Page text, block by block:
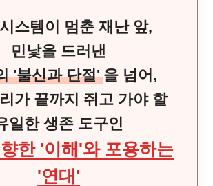
스템이 멈춘 재난 앞,
민낯을 드러낸
'불신과 단절' 을 넘어,
가 끝까지 쥐고 가야 할
일한 생존 도구인
한 '이해'와 포용하는
'연대'